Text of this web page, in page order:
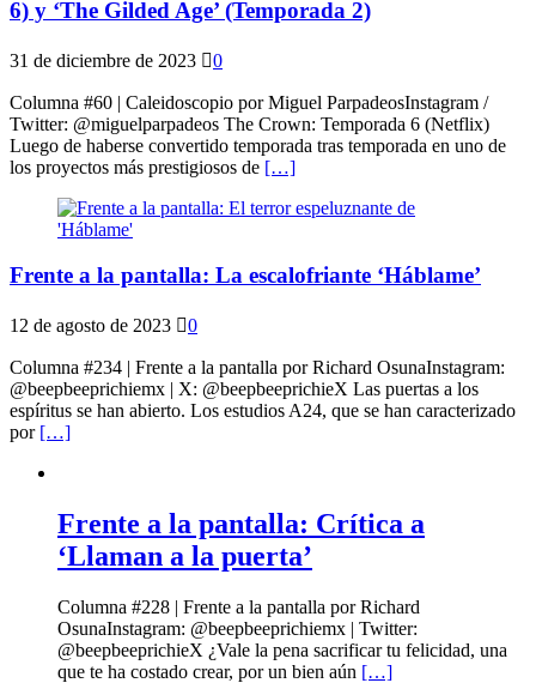
6) y ‘The Gilded Age’ (Temporada 2)
31 de diciembre de 2023 0
Columna #60 | Caleidoscopio por Miguel ParpadeosInstagram /
Twitter: @miguelparpadeos The Crown: Temporada 6 (Netflix)
Luego de haberse convertido temporada tras temporada en uno de
los proyectos más prestigiosos de […]
Frente a la pantalla: La escalofriante ‘Háblame’
12 de agosto de 2023 0
Columna #234 | Frente a la pantalla por Richard OsunaInstagram:
@beepbeeprichiemx | X: @beepbeeprichieX Las puertas a los
espíritus se han abierto. Los estudios A24, que se han caracterizado
por […]
Frente a la pantalla: Crítica a
‘Llaman a la puerta’
Columna #228 | Frente a la pantalla por Richard
OsunaInstagram: @beepbeeprichiemx | Twitter:
@beepbeeprichieX ¿Vale la pena sacrificar tu felicidad, una
que te ha costado crear, por un bien aún […]